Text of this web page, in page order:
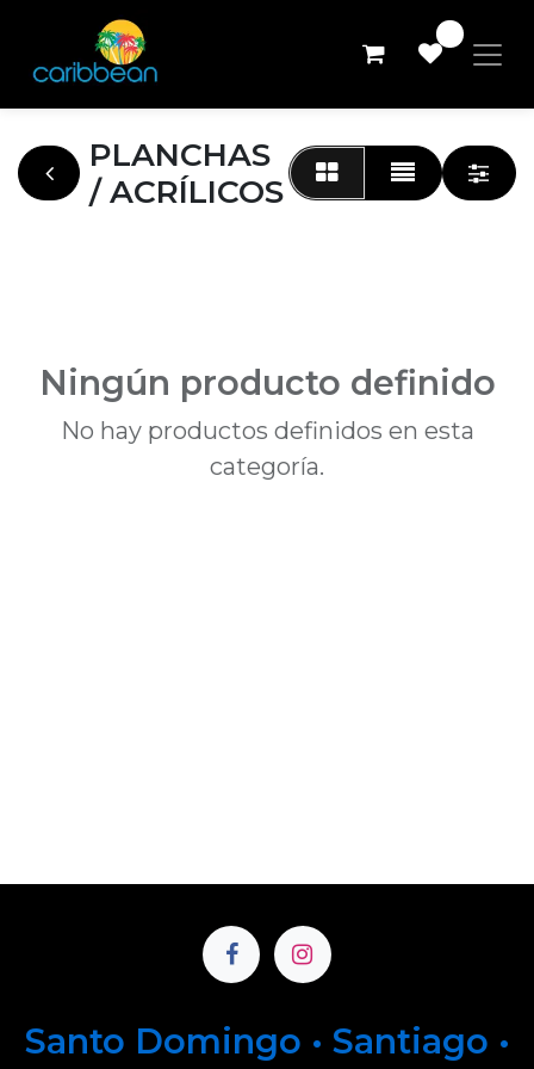
PLANCHAS
/ ACRÍLICOS
Ningún producto definido
No hay productos definidos en esta
categoría.
Santo Domingo • Santiago •